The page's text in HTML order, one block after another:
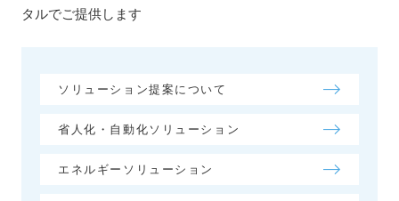
タルでご提供します
ソリューション提案について
省人化・自動化ソリューション
エネルギーソリューション